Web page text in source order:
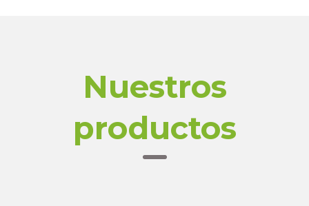
Nuestros
productos